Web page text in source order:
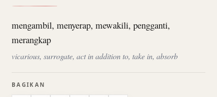
mengambil, menyerap, mewakili, pengganti,
merangkap
vicarious, surrogate, act in addition to, take in, absorb
BAGIKAN